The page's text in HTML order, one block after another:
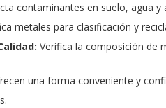
contaminantes en suelo, agua y
metales para clasificación y
Verifica la composición de
una forma conveniente y